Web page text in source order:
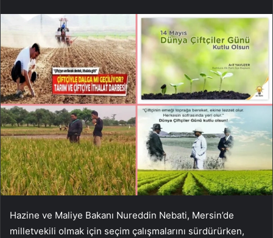
Hazine ve Maliye Bakanı Nureddin Nebati, Mersin’de
milletvekili olmak için seçim çalışmalarını sürdürürken,